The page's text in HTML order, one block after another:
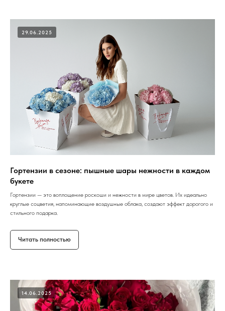
29.06.2025
Гортензии в сезоне: пышные шары нежности в каждом
букете
Гортензии — это воплощение роскоши и нежности в мире цветов. Их идеально
круглые соцветия, напоминающие воздушные облака, создают эффект дорогого и
стильного подарка.
Читать полностью
14.06.2025